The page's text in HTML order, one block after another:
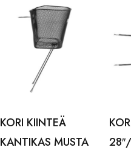
KORI KIINTEÄ
KANTIKAS MUSTA